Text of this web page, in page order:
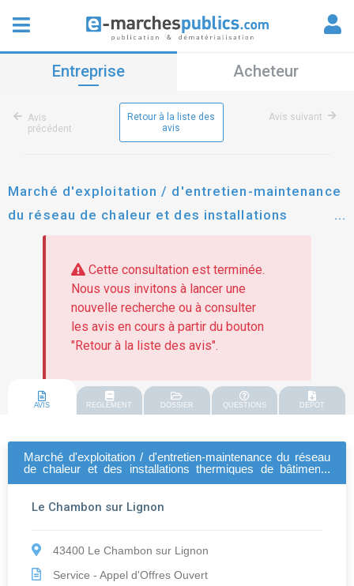
Entreprise Acheteur
Avis
précédent
Retour à la liste des
avis
Avis suivant
Marché d'exploitation / d'entretien-maintenance
du réseau de chaleur et des installations
thermiques de bâtiments communaux du
chambon-sur-lignonCette consultation est terminée.
Nous vous invitons à lancer une
nouvelle recherche ou à consulter
les avis en cours à partir du bouton
"Retour à la liste des avis".
AVIS REGLEMENT DOSSIER QUESTIONS DEPOT
Marché d'exploitation / d'entretien-maintenance du réseau
de chaleur et des installations thermiques de bâtiments
Le Chambon sur Lignon
43400 Le Chambon sur Lignon
Service - Appel d'Offres Ouvert